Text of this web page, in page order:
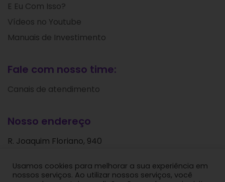
E Eu Com Isso?
Vídeos no Youtube
Manuais de Investimento
Fale com nosso time:
Canais de atendimento
Nosso endereço
R. Joaquim Floriano, 940
São Paulo - SP
Usamos cookies para melhorar a sua experiência em
nossos serviços. Ao utilizar nossos serviços, você